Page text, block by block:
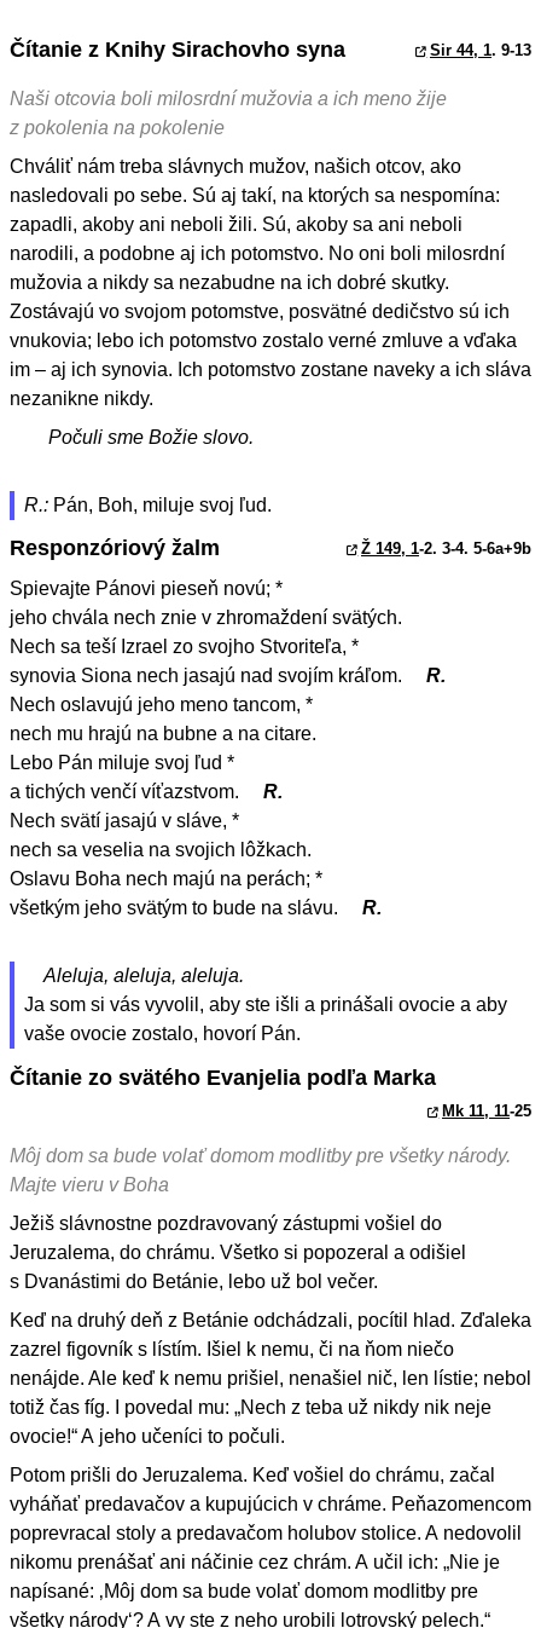
Čítanie z Knihy Sirachovho syna Sir 44, 1. 9-13
Naši otcovia boli milosrdní mužovia a ich meno žije
z pokolenia na pokolenie
Chváliť nám treba slávnych mužov, našich otcov, ako
nasledovali po sebe. Sú aj takí, na ktorých sa nespomína:
zapadli, akoby ani neboli žili. Sú, akoby sa ani neboli
narodili, a podobne aj ich potomstvo. No oni boli milosrdní
mužovia a nikdy sa nezabudne na ich dobré skutky.
Zostávajú vo svojom potomstve, posvätné dedičstvo sú ich
vnukovia; lebo ich potomstvo zostalo verné zmluve a vďaka
im – aj ich synovia. Ich potomstvo zostane naveky a ich sláva
nezanikne nikdy.
Počuli sme Božie slovo.
R.: Pán, Boh, miluje svoj ľud.
Responzóriový žalm Ž 149, 1-2. 3-4. 5-6a+9b
Spievajte Pánovi pieseň novú; *
jeho chvála nech znie v zhromaždení svätých.
Nech sa teší Izrael zo svojho Stvoriteľa, *
synovia Siona nech jasajú nad svojím kráľom.
R.
Nech oslavujú jeho meno tancom, *
nech mu hrajú na bubne a na citare.
Lebo Pán miluje svoj ľud *
a tichých venčí víťazstvom.
R.
Nech svätí jasajú v sláve, *
nech sa veselia na svojich lôžkach.
Oslavu Boha nech majú na perách; *
všetkým jeho svätým to bude na slávu.
R.
Aleluja, aleluja, aleluja.
Ja som si vás vyvolil, aby ste išli a prinášali ovocie a aby
vaše ovocie zostalo, hovorí Pán.
Čítanie zo svätého Evanjelia podľa Marka
Mk 11, 11-25
Môj dom sa bude volať domom modlitby pre všetky národy.
Majte vieru v Boha
Ježiš slávnostne pozdravovaný zástupmi vošiel do
Jeruzalema, do chrámu. Všetko si popozeral a odišiel
s Dvanástimi do Betánie, lebo už bol večer.
Keď na druhý deň z Betánie odchádzali, pocítil hlad. Zďaleka
zazrel figovník s lístím. Išiel k nemu, či na ňom niečo
nenájde. Ale keď k nemu prišiel, nenašiel nič, len lístie; nebol
totiž čas fíg. I povedal mu: „Nech z teba už nikdy nik neje
ovocie!“ A jeho učeníci to počuli.
Potom prišli do Jeruzalema. Keď vošiel do chrámu, začal
vyháňať predavačov a kupujúcich v chráme. Peňazomencom
poprevracal stoly a predavačom holubov stolice. A nedovolil
nikomu prenášať ani náčinie cez chrám. A učil ich: „Nie je
napísané: ‚Môj dom sa bude volať domom modlitby pre
všetky národy‘? A vy ste z neho urobili lotrovský pelech.“